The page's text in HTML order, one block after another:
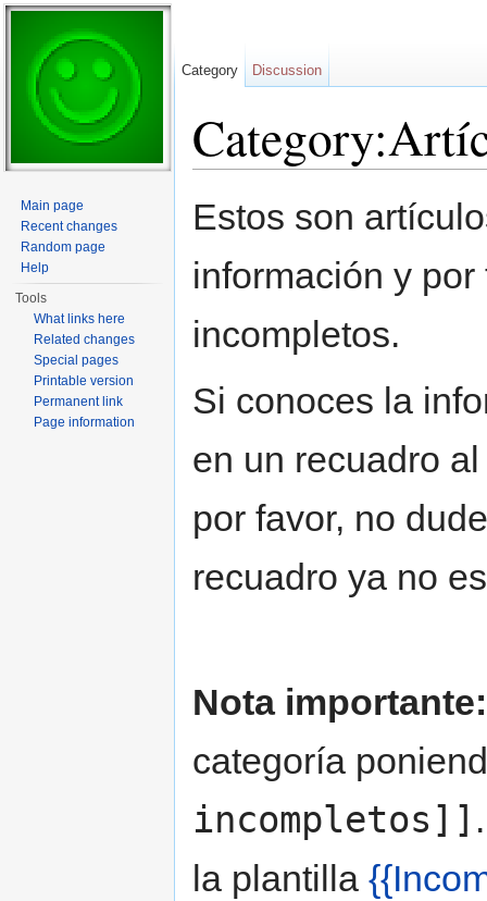
Estos son
información y
incompletos.
Si conoces la
en un recuadro
por favor, no
recuadro ya no
Nota importante:
categoría
incompletos]]
la plantilla
Category Discussion
Main page
Recent changes
Random page
Help
Tools
What links here
Related changes
Special pages
Printable version
Permanent link
Page information